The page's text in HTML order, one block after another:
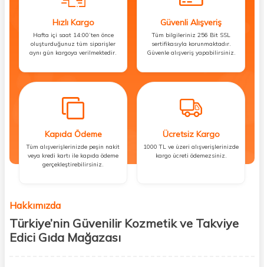
Hızlı Kargo
Hafta içi saat 14:00’ten önce
oluşturduğunuz tüm siparişler
aynı gün kargoya verilmektedir.
Güvenli Alışveriş
Tüm bilgileriniz 256 Bit SSL
sertifikasıyla korunmaktadır.
Güvenle alışveriş yapabilirsiniz.
Kapıda Ödeme
Tüm alışverişlerinizde peşin nakit
veya kredi kartı ile kapıda ödeme
gerçekleştirebilirsiniz.
Ücretsiz Kargo
1000 TL ve üzeri alışverişlerinizde
kargo ücreti ödemezsiniz.
Hakkımızda
Türkiye’nin Güvenilir Kozmetik ve Takviye
Edici Gıda Mağazası